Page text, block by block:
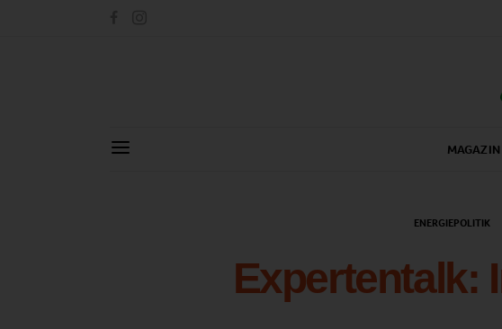
MAGAZIN
ENERGIEPOLITIK
Expertentalk: